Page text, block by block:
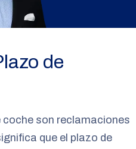
de
son reclamaciones
que el plazo de